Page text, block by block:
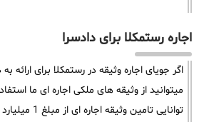
اجاره رستمکلا برای دادسرا
اگر جویای اجاره وثیقه در رستمکلا برای ارائه
میتوانید از وثیقه های ملکی اجاره ای ما